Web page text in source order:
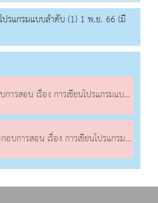
ปรแกรมแบบลำดับ (1) 1 พ.ย. 66 (มี
สอน เรื่อง การเขียนโปรแกรมแบบลำดับ (1)
ารสอน เรื่อง การเขียนโปรแกรมแบบลำดับ (1)